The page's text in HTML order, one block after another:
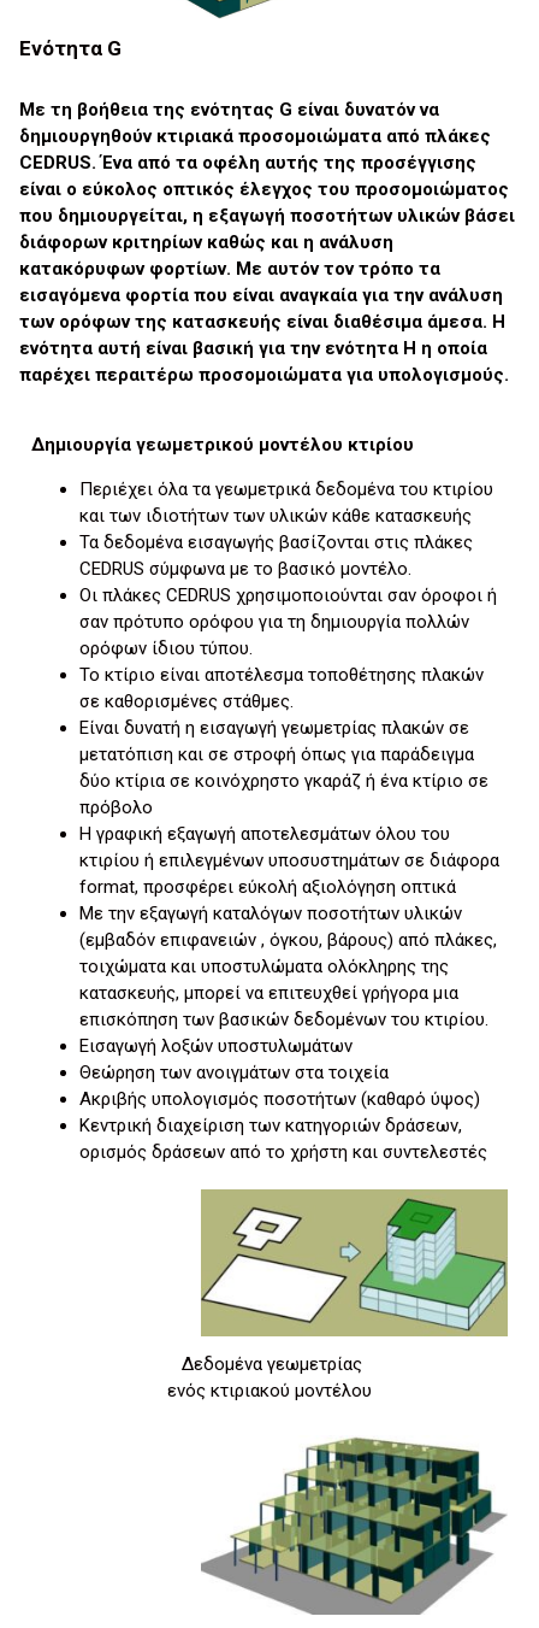
Ενότητα G
Με τη βοήθεια της ενότητας G είναι δυνατόν να
δημιουργηθούν κτιριακά προσομοιώματα από πλάκες
CEDRUS. Ένα από τα οφέλη αυτής της προσέγγισης
είναι o εύκολος οπτικός έλεγχος του προσομοιώματος
που δημιουργείται, η εξαγωγή ποσοτήτων υλικών βάσει
διάφορων κριτηρίων καθώς και η ανάλυση
κατακόρυφων φορτίων. Με αυτόν τον τρόπο τα
εισαγόμενα φορτία που είναι αναγκαία για την ανάλυση
των ορόφων της κατασκευής είναι διαθέσιμα άμεσα. Η
ενότητα αυτή είναι βασική για την ενότητα H η οποία
παρέχει περαιτέρω προσομοιώματα για υπολογισμούς.
Δημιουργία γεωμετρικού μοντέλου κτιρίου
Περιέχει όλα τα γεωμετρικά δεδομένα του κτιρίου
και των ιδιοτήτων των υλικών κάθε κατασκευής
Τα δεδομένα εισαγωγής βασίζονται στις πλάκες
CEDRUS σύμφωνα με το βασικό μοντέλο.
Οι πλάκες CEDRUS χρησιμοποιούνται σαν όροφοι ή
σαν πρότυπο ορόφου για τη δημιουργία πολλών
ορόφων ίδιου τύπου.
Το κτίριο είναι αποτέλεσμα τοποθέτησης πλακών
σε καθορισμένες στάθμες.
Είναι δυνατή η εισαγωγή γεωμετρίας πλακών σε
μετατόπιση και σε στροφή όπως για παράδειγμα
δύο κτίρια σε κοινόχρηστο γκαράζ ή ένα κτίριο σε
πρόβολο
Η γραφική εξαγωγή αποτελεσμάτων όλου του
κτιρίου ή επιλεγμένων υποσυστημάτων σε διάφορα
format, προσφέρει εύκολή αξιολόγηση οπτικά
Με την εξαγωγή καταλόγων ποσοτήτων υλικών
(εμβαδόν επιφανειών , όγκου, βάρους) από πλάκες,
τοιχώματα και υποστυλώματα ολόκληρης της
κατασκευής, μπορεί να επιτευχθεί γρήγορα μια
επισκόπηση των βασικών δεδομένων του κτιρίου.
Εισαγωγή λοξών υποστυλωμάτων
Θεώρηση των ανοιγμάτων στα τοιχεία
Ακριβής υπολογισμός ποσοτήτων (καθαρό ύψος)
Κεντρική διαχείριση των κατηγοριών δράσεων,
ορισμός δράσεων από το χρήστη και συντελεστές
Δεδομένα γεωμετρίας
ενός κτιριακού μοντέλου